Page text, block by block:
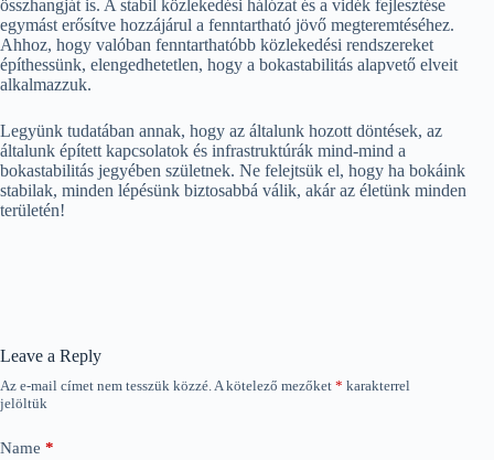
összhangját is. A stabil közlekedési hálózat és a vidék fejlesztése
egymást erősítve hozzájárul a fenntartható jövő megteremtéséhez.
Ahhoz, hogy valóban fenntarthatóbb közlekedési rendszereket
építhessünk, elengedhetetlen, hogy a bokastabilitás alapvető elveit
alkalmazzuk.
Legyünk tudatában annak, hogy az általunk hozott döntések, az
általunk épített kapcsolatok és infrastruktúrák mind-mind a
bokastabilitás jegyében születnek. Ne felejtsük el, hogy ha bokáink
stabilak, minden lépésünk biztosabbá válik, akár az életünk minden
területén!
Leave a Reply
Az e-mail címet nem tesszük közzé.A kötelező mezőket * karakterrel
jelöltük
Name *